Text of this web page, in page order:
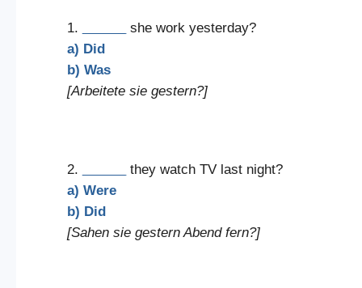
1.
she work yesterday?
a) Did
b) Was
[Arbeitete sie gestern?]
2.
they watch TV last night?
a) Were
b) Did
[Sahen sie gestern Abend fern?]